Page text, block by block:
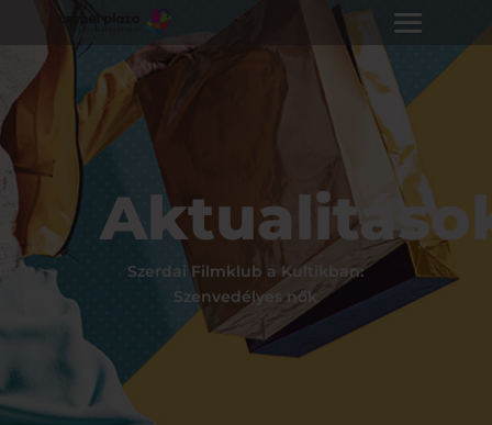
Szerdai Filmklub a Kultikban:
Szenvedélyes nők